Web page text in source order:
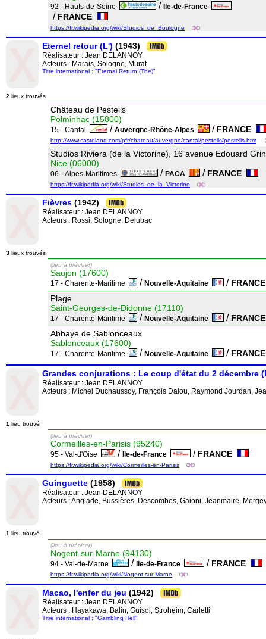
92 - Hauts-de-Seine / Ile-de-France
/ FRANCE
https://fr.wikipedia.org/wiki/Studios_de_Boulogne
Eternel retour (L') (1943)
Réalisateur : Jean DELANNOY
Acteurs : Marais, Sologne, Murat
Titre international : "Eternal Return (The)"
2 lieux trouvés
Château de Pesteils
Polminhac (15800)
15 - Cantal /Auvergne-Rhône-Alpes / FRANCE
http://www.casteland.com/pfr/chateau/auvergne/cantal/pesteils/pesteils.htm
Studios Riviera (de la Victorine), 16 avenue Edouard
Nice (06000)
06 - Alpes-Maritimes / PACA / FRANCE
https://fr.wikipedia.org/wiki/Studios_de_la_Victorine
Fièvres (1942)
Réalisateur : Jean DELANNOY
Acteurs : Rossi, Sologne, Delubac
3 lieux trouvés
(lieu à préciser)
Saujon (17600)
17 - Charente-Maritime /Nouvelle-Aquitaine /
Plage
Saint-Georges-de-Didonne (17110)
17 - Charente-Maritime /Nouvelle-Aquitaine /
Abbaye de Sablonceaux
Sablonceaux (17600)
17 - Charente-Maritime /Nouvelle-Aquitaine /
Grandes conjurations : Le coup d'état du 2 décembre
Réalisateur : Jean DELANNOY
Acteurs : Michel Duchaussoy, François Dalou, Raymond Jourdan,
1 lieu trouvé
(lieu à préciser)
Cormeilles-en-Parisis (95240)
95 - Val-d'Oise / Ile-de-France / FRANCE
https://fr.wikipedia.org/wiki/Cormeilles-en-Parisis
Guinguette (1958)
Réalisateur : Jean DELANNOY
Acteurs : Anglade, Bussières, Descombes, Gaioni, Jeanmaire,
1 lieu trouvé
(lieu à préciser)
Nogent-sur-Marne (94130)
94 - Val-de-Marne / Ile-de-France / FRANCE
https://fr.wikipedia.org/wiki/Nogent-sur-Marne
Macao, l'enfer du jeu (1942)
Réalisateur : Jean DELANNOY
Acteurs : Hayakawa, Balin, Guisol, Stroheim, Carletti
Titre international : "Gambling Hell"